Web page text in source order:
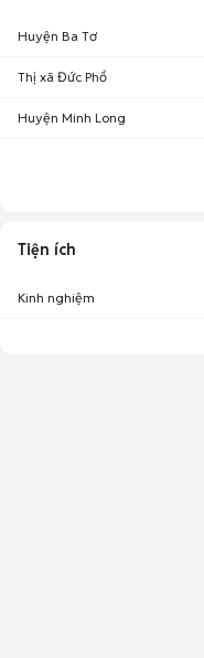
Huyện Ba Tơ
Thị xã Đức Phổ
Huyện Minh Long
Tiện ích
Kinh nghiệm